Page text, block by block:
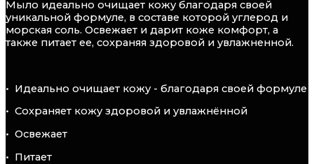
Мыло идеально очищает кожу благодаря своей
уникальной формуле, в составе которой углерод и
морская соль. Освежает и дарит коже комфорт, а
также питает ее, сохраняя здоровой и увлажненной.
•⁠ ⁠Идеально очищает кожу - благодаря своей формуле
•⁠ ⁠Сохраняет кожу здоровой и увлажнённой
•⁠ ⁠Освежает
•⁠ ⁠Питает